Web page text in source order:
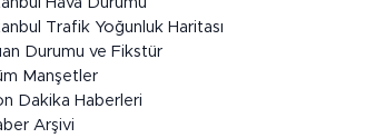
Trafik Yoğunluk Haritası
Durumu ve Fikstür
Manşetler
Dakika Haberleri
Arşivi